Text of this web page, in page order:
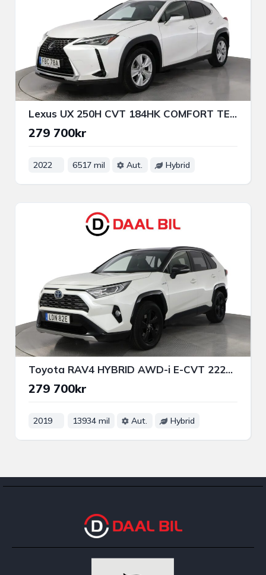
Lexus UX 250H CVT 184HK COMFORT TEKNIKPAKET B-KAMERA RATTVÄRM
279 700kr
2022 6517 mil Aut. Hybrid
Toyota RAV4 HYBRID AWD-i E-CVT 222HK STYLE JBL® M-VÄRM B-KAMERA
279 700kr
2019 13934 mil Aut. Hybrid